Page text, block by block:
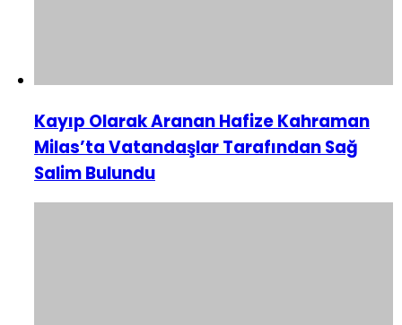
Kayıp Olarak Aranan Hafize Kahraman
Milas’ta Vatandaşlar Tarafından Sağ
Salim Bulundu